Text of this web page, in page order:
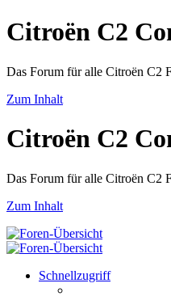
Citroën C2
Das Forum für alle Citroën C2
Zum Inhalt
Citroën C2
Das Forum für alle Citroën C2
Zum Inhalt
Schnellzugriff